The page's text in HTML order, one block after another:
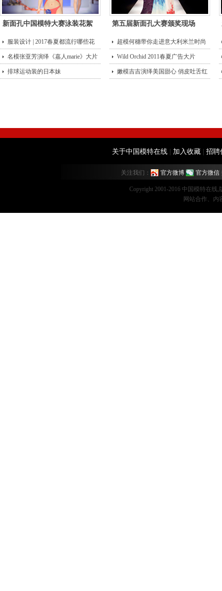
新面孔中国模特大赛泳装花絮 第五届新面孔大赛颁奖现场
服装设计 | 2017春夏都流行哪些花
型？
超模何穗带你走进意大利米兰时尚
街头
名模张亚芳演绎《嘉人marie》大片 Wild Orchid 2011春夏广告大片
排球运动装的日本妹 嫩模吉吉演绎美国甜心 俏皮吐舌红
关于中国模特在线 加入收藏 招聘
关注我们： 官方微博 官方微信
Copyright 2001-2016 中国模特在线
网站合作、内